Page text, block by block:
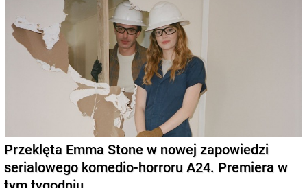
Przeklęta Emma Stone w nowej zapowiedzi
serialowego komedio-horroru A24. Premiera w